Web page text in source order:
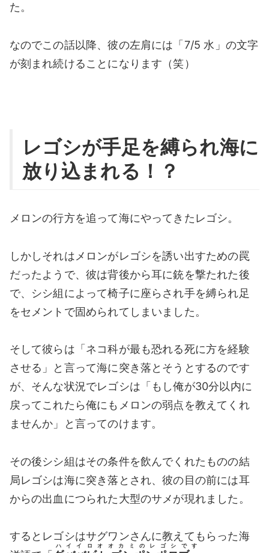
た。
なのでこの話以降、彼の左肩には「7/5 水」の文字
が刻まれ続けることになります（笑）
レゴシが手足を縛られ海に
放り込まれる！？
メロンの行方を追って海にやってきたレゴシ。
しかしそれはメロンがレゴシを誘い出すための罠
だったようで、彼は背後から耳に銃を撃たれた後
で、シシ組によって椅子に座らされ手を縛られ足
をセメントで固められてしまいました。
そして彼らは「ネコ科が最も恐れる死に方を経験
させる」と言って海に突き落とそうとするのです
が、そんな状況でレゴシは「もし俺が30分以内に
戻ってこれたら俺にもメロンの弱点を教えてくれ
ませんか」と言ってのけます。
その後シシ組はその条件を飲んでくれたものの結
局レゴシは海に突き落とされ、彼の目の前には耳
からの出血につられた大型のサメが現れました。
するとレゴシはサグワンさんに教えてもらった海
ハイイロオオカミのレゴシです